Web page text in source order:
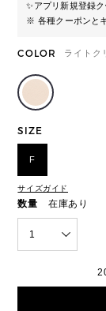
✨アプリ新規登録
※ 各種クーポンと
COLOR ライトク
SIZE
F
サイズガイド
数量 在庫あり
1